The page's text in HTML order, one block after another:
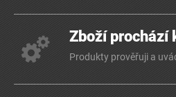
Zboží prochází
Produkty prověřuji a